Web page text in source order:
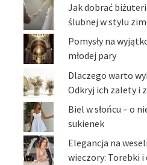
Jak dobrać
ślubnej w stylu
Pomysły na
młodej pary
Dlaczego warto
Odkryj ich zalety i
Biel w słońcu – o
sukienek
Elegancja na
wieczory: Torebki